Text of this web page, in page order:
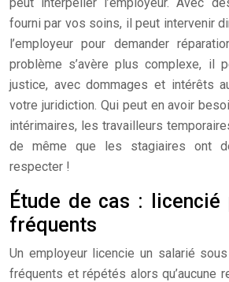
fourni par vos soins, il peut intervenir
l’employeur pour demander
problème s’avère plus complexe, il
justice, avec dommages et intérêts
votre juridiction. Qui peut en avoir
intérimaires, les travailleurs
de même que les stagiaires ont
respecter !
Étude de cas :
fréquents
Un employeur licencie un salarié
fréquents et répétés alors qu’aucune